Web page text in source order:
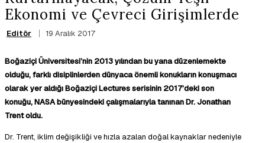
Ekonomi ve Çevreci Girişimlerde
Editör 19 Aralık 2017
Boğaziçi Üniversitesi’nin 2013 yılından bu yana düzenlemekte
olduğu, farklı disiplinlerden dünyaca önemli konukların konuşmacı
olarak yer aldığı Boğaziçi Lectures serisinin 2017’deki son
konuğu, NASA bünyesindeki çalışmalarıyla tanınan Dr. Jonathan
Trent oldu.
Dr. Trent, iklim değişikliği ve hızla azalan doğal kaynaklar nedeniyle